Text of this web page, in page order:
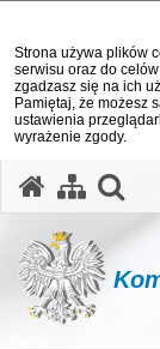
Strona używa plików
serwisu oraz do
zgadzasz się na ich
Pamiętaj, że możesz
ustawienia
wyrażenie zgody.